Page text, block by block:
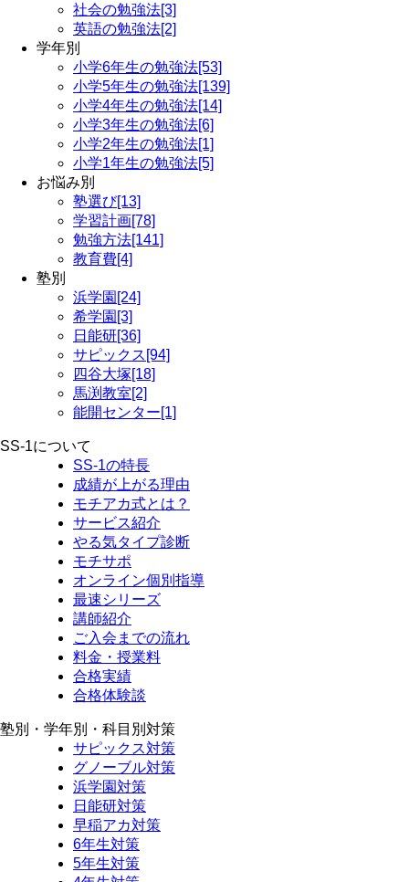
社会の勉強法[3]
英語の勉強法[2]
学年別
小学6年生の勉強法[53]
小学5年生の勉強法[139]
小学4年生の勉強法[14]
小学3年生の勉強法[6]
小学2年生の勉強法[1]
小学1年生の勉強法[5]
お悩み別
塾選び[13]
学習計画[78]
勉強方法[141]
教育費[4]
塾別
浜学園[24]
希学園[3]
日能研[36]
サピックス[94]
四谷大塚[18]
馬渕教室[2]
能開センター[1]
SS-1について
SS-1の特長
成績が上がる理由
モチアカ式とは？
サービス紹介
やる気タイプ診断
モチサポ
オンライン個別指導
最速シリーズ
講師紹介
ご入会までの流れ
料金・授業料
合格実績
合格体験談
塾別・学年別・科目別対策
サピックス対策
グノーブル対策
浜学園対策
日能研対策
早稲アカ対策
6年生対策
5年生対策